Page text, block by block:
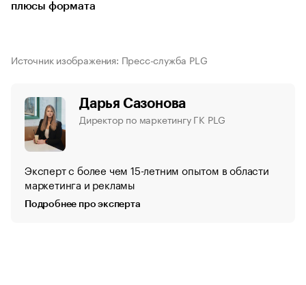
плюсы формата
Источник изображения: Пресс-служба PLG
Дарья Сазонова
Директор по маркетингу ГК PLG
Эксперт с более чем 15-летним опытом в области
маркетинга и рекламы
Подробнее про эксперта